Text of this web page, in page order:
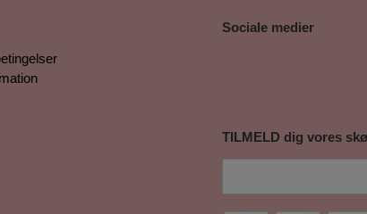
Sociale medier
TILMELD dig vores